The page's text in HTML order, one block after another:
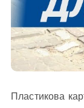
Пластикова